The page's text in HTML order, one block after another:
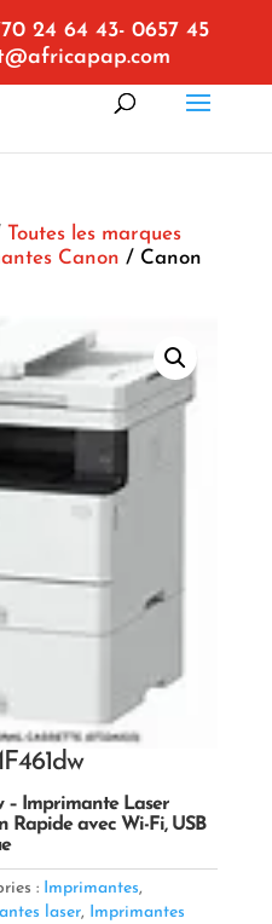
24 64 43- 0657 45
Toutes les marques
Canon / Canon
– Imprimante Laser
avec Wi-Fi, USB
: Imprimantes,
laser, Imprimantes